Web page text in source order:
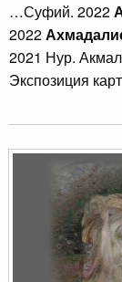
…Суфий. 2022
2022
2021 Нур.
Экспозиция